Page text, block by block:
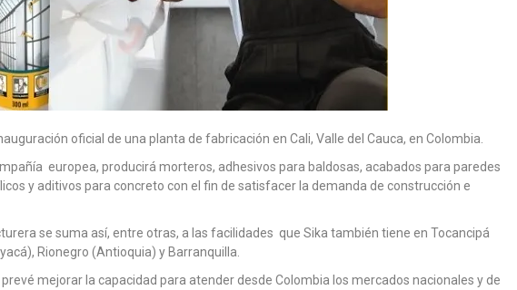
oficial de una planta de fabricación en Cali, Valle del Cauca, en Colombia.
europea, producirá morteros, adhesivos para baldosas, acabados para paredes
y aditivos para concreto con el fin de satisfacer la demanda de construcción e
se suma así, entre otras, a las facilidades que Sika también tiene en Tocancipá
Rionegro (Antioquia) y Barranquilla.
prevé mejorar la capacidad para atender desde Colombia los mercados nacionales y de